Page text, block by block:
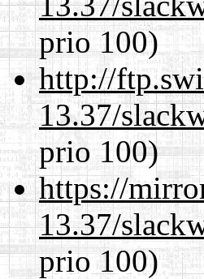
prio 100)
http://
13.37/
prio 100)
https://
13.37/
prio 100)